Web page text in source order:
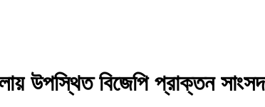
উপস্থিত বিজেপি প্রাক্তন সাংসদ